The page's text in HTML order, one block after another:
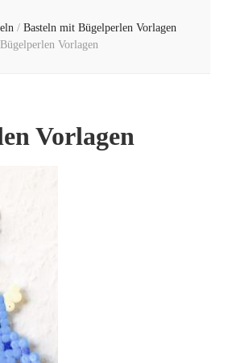
/ Basteln mit Bügelperlen Vorlagen
Bügelperlen Vorlagen
Vorlagen